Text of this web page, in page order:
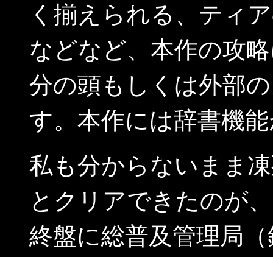
く揃えられる、ティ
などなど、本作の攻
分の頭もしくは外部
す。本作には辞書機
私も分からないまま
とクリアできたのが
終盤に総普及管理局